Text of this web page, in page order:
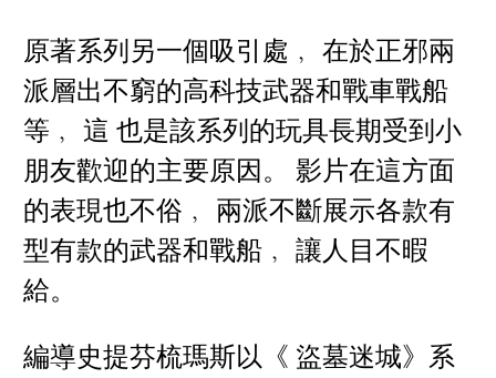
原著系列另一個吸引處﹐ 在於正邪兩
派層出不窮的高科技武器和戰車戰船
等﹐ 這 也是該系列的玩具長期受到小
朋友歡迎的主要原因。 影片在這方面
的表現也不俗﹐ 兩派不斷展示各款有
型有款的武器和戰船﹐ 讓人目不暇
給。
編導史提芬梳瑪斯以《 盜墓迷城》系